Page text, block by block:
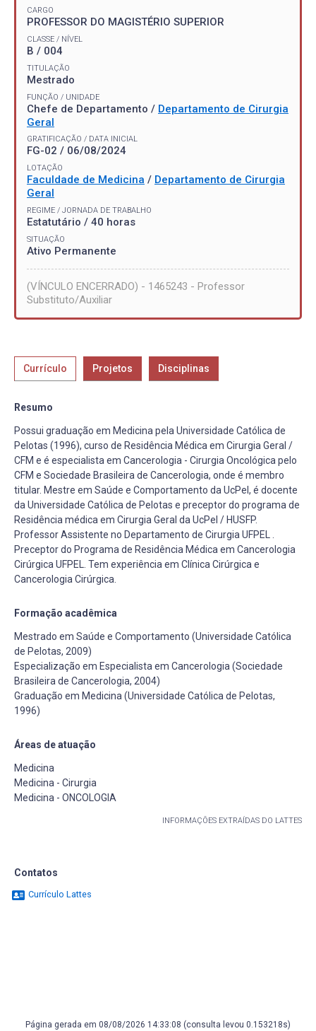
CARGO
PROFESSOR DO MAGISTÉRIO SUPERIOR
CLASSE / NÍVEL
B / 004
TITULAÇÃO
Mestrado
FUNÇÃO / UNIDADE
Chefe de Departamento / Departamento de Cirurgia
Geral
GRATIFICAÇÃO / DATA INICIAL
FG-02 / 06/08/2024
LOTAÇÃO
Faculdade de Medicina / Departamento de Cirurgia
Geral
REGIME / JORNADA DE TRABALHO
Estatutário / 40 horas
SITUAÇÃO
Ativo Permanente
(VÍNCULO ENCERRADO) - 1465243 - Professor
Substituto/Auxiliar
Currículo Projetos Disciplinas
Resumo
Possui graduação em Medicina pela Universidade Católica de
Pelotas (1996), curso de Residência Médica em Cirurgia Geral /
CFM e é especialista em Cancerologia - Cirurgia Oncológica pelo
CFM e Sociedade Brasileira de Cancerologia, onde é membro
titular. Mestre em Saúde e Comportamento da UcPel, é docente
da Universidade Católica de Pelotas e preceptor do programa de
Residência médica em Cirurgia Geral da UcPel / HUSFP.
Professor Assistente no Departamento de Cirurgia UFPEL .
Preceptor do Programa de Residência Médica em Cancerologia
Cirúrgica UFPEL. Tem experiência em Clínica Cirúrgica e
Cancerologia Cirúrgica.
Formação acadêmica
Mestrado em Saúde e Comportamento (Universidade Católica
de Pelotas, 2009)
Especialização em Especialista em Cancerologia (Sociedade
Brasileira de Cancerologia, 2004)
Graduação em Medicina (Universidade Católica de Pelotas,
1996)
Áreas de atuação
Medicina
Medicina - Cirurgia
Medicina - ONCOLOGIA
INFORMAÇÕES EXTRAÍDAS DO LATTES
Contatos
Currículo Lattes
Página gerada em 08/08/2026 14:33:08 (consulta levou 0.153218s)